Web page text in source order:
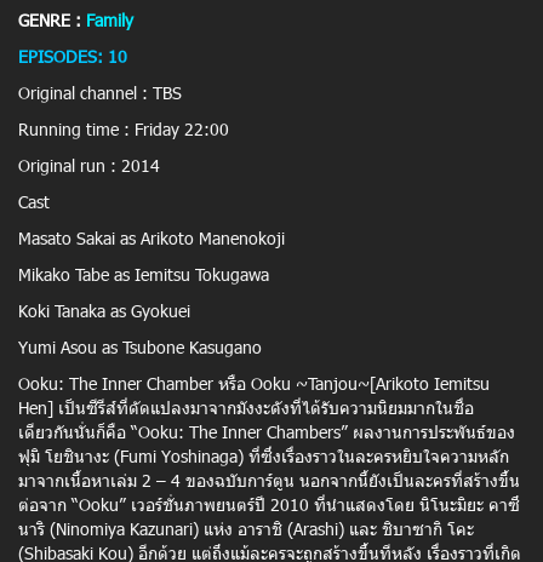
GENRE : Family
EPISODES: 10
Original channel : TBS
Running time : Friday 22:00
Original run : 2014
Cast
Masato Sakai as Arikoto Manenokoji
Mikako Tabe as Iemitsu Tokugawa
Koki Tanaka as Gyokuei
Yumi Asou as Tsubone Kasugano
Ooku: The Inner Chamber หรือ Ooku ~Tanjou~[Arikoto Iemitsu
Hen] เป็นซีรีส์ที่ดัดแปลงมาจากมังงะดังที่ได้รับความนิยมมากในชื่อ
เดียวกันนั่นก็คือ “Ooku: The Inner Chambers” ผลงานการประพันธ์ของ
ฟุมิ โยชินางะ (Fumi Yoshinaga) ที่ซึ่งเรื่องราวในละครหยิบใจความหลัก
มาจากเนื้อหาเล่ม 2 – 4 ของฉบับการ์ตูน นอกจากนี้ยังเป็นละครที่สร้างขึ้น
ต่อจาก “Ooku” เวอร์ชั่นภาพยนตร์ปี 2010 ที่นำแสดงโดย นิโนะมิยะ คาซึ
นาริ (Ninomiya Kazunari) แห่ง อาราชิ (Arashi) และ ชิบาซากิ โคะ
(Shibasaki Kou) อีกด้วย แต่ถึงแม้ละครจะถูกสร้างขึ้นทีหลัง เรื่องราวที่เกิด